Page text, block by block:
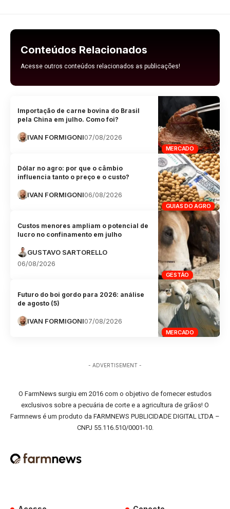
Conteúdos Relacionados
Acesse outros conteúdos relacionados as publicações!
MERCADO
Importação de carne bovina do Brasil
pela China em julho. Como foi?
IVAN FORMIGONI07/08/2026
GUIAS DO AGRO
Dólar no agro: por que o câmbio
influencia tanto o preço e o custo?
IVAN FORMIGONI06/08/2026
GESTÃO
Custos menores ampliam o potencial de
lucro no confinamento em julho
GUSTAVO SARTORELLO
06/08/2026
MERCADO
Futuro do boi gordo para 2026: análise
de agosto (5)
IVAN FORMIGONI07/08/2026
- ADVERTISEMENT -
O FarmNews surgiu em 2016 com o objetivo de fornecer estudos
exclusivos sobre a pecuária de corte e a agricultura de grãos! O
Farmnews é um produto da FARMNEWS PUBLICIDADE DIGITAL LTDA –
CNPJ 55.116.510/0001-10.